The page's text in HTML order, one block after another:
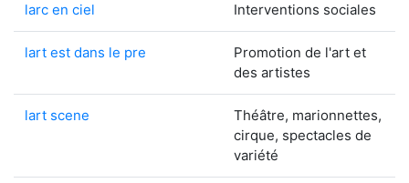
larc en ciel Interventions sociales
lart est dans le pre
Promotion de l'art et
des artistes
lart scene
Théâtre, marionnettes,
cirque, spectacles de
variété